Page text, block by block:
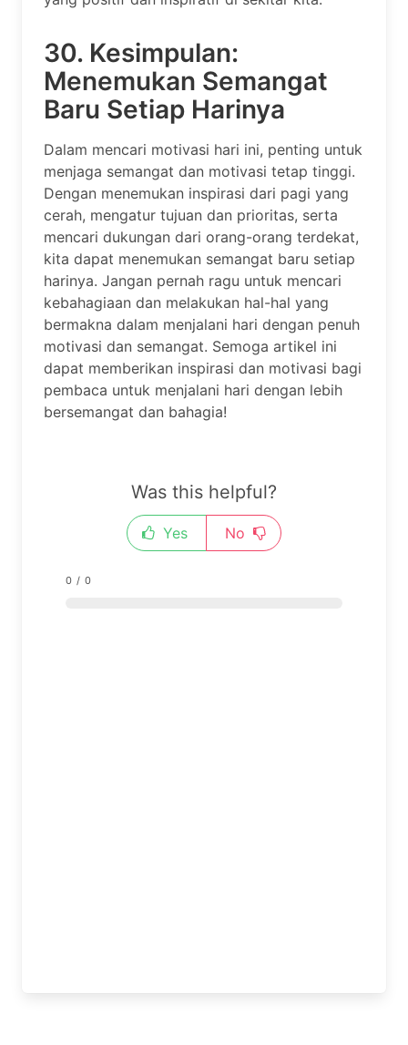
30. Kesimpulan:
Menemukan Semangat
Baru Setiap Harinya
Dalam mencari motivasi hari ini, penting untuk
menjaga semangat dan motivasi tetap tinggi.
Dengan menemukan inspirasi dari pagi yang
cerah, mengatur tujuan dan prioritas, serta
mencari dukungan dari orang-orang terdekat,
kita dapat menemukan semangat baru setiap
harinya. Jangan pernah ragu untuk mencari
kebahagiaan dan melakukan hal-hal yang
bermakna dalam menjalani hari dengan penuh
motivasi dan semangat. Semoga artikel ini
dapat memberikan inspirasi dan motivasi bagi
pembaca untuk menjalani hari dengan lebih
bersemangat dan bahagia!
Was this helpful?
Yes No
0 / 0